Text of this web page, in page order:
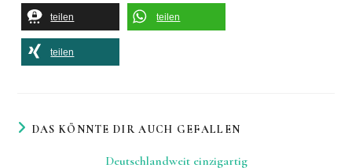
teilen teilen
teilen
DAS KÖNNTE DIR AUCH GEFALLEN
Deutschlandweit einzigartig